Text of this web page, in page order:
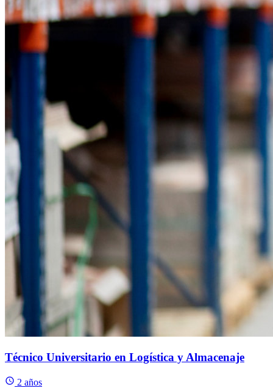
Técnico Universitario en Logística y Almacenaje
2 años